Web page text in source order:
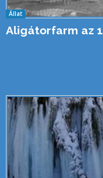
Állat
Aligátorfarm az